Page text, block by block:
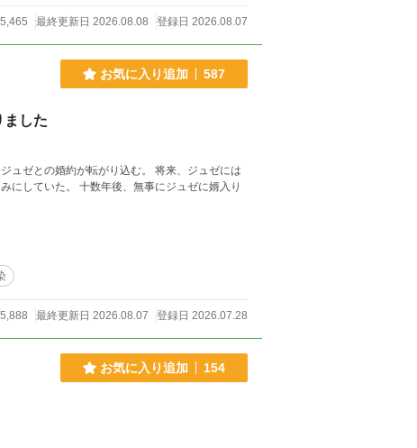
最終更新日 2026.08.08 登録日 2026.08.07
お気に入り追加 587
ました
ュゼとの婚約が転がり込む。 将来、ジュゼには
にしていた。 十数年後、無事にジュゼに婿入り
最終更新日 2026.08.07 登録日 2026.07.28
お気に入り追加 154